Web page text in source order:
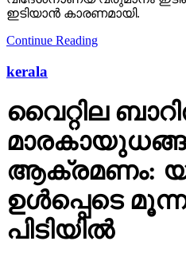
ഇടിയാന്‍ കാരണമായി.
Continue Reading
kerala
വൈറ്റില
ആക്രമണം:
ഉള്‍പ്പെടെ
പിടിയില്‍